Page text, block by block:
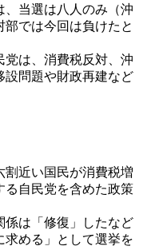
当選は八人のみ（沖
では今回は負けたと
は、消費税反対、沖
問題や財政再建など
近い国民が消費税増
る自民党を含めた政策
は「修復」したなど
める」として選挙を